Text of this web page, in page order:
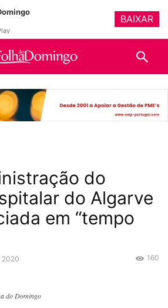
do
do Algarve
em “tempo
2020 160
do Domingo
BAIXAR